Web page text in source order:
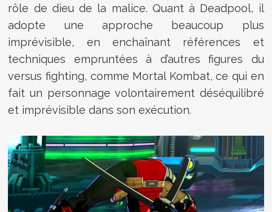
rôle de dieu de la malice. Quant à Deadpool, il
adopte une approche beaucoup plus
imprévisible, en enchaînant références et
techniques empruntées à d’autres figures du
versus fighting, comme Mortal Kombat, ce qui en
fait un personnage volontairement déséquilibré
et imprévisible dans son exécution.